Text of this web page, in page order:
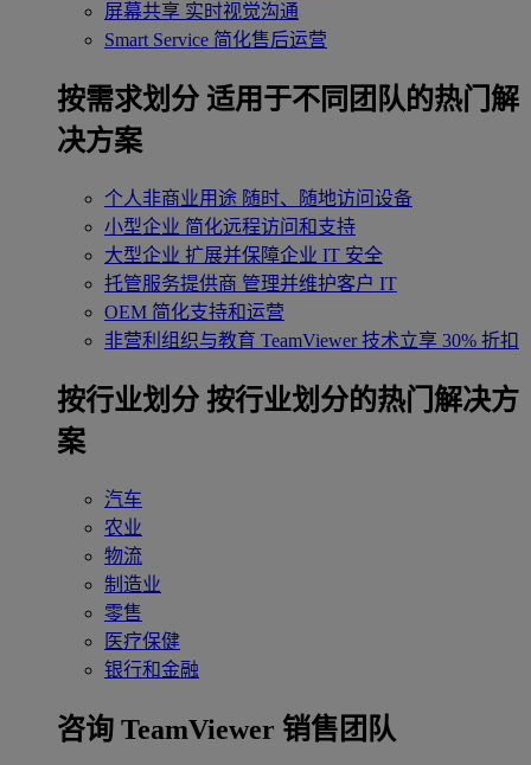
屏幕共享 实时视觉沟通
Smart Service 简化售后运营
按需求划分 适用于不同团队的热门解
决方案
个人非商业用途 随时、随地访问设备
小型企业 简化远程访问和支持
大型企业 扩展并保障企业 IT 安全
托管服务提供商 管理并维护客户 IT
OEM 简化支持和运营
非营利组织与教育 TeamViewer 技术立享 30% 折扣
‌按行业划分 按行业划分的热门解决方
案
汽车
农业
物流
制造业
零售
医疗保健
银行和金融
咨询 TeamViewer 销售团队